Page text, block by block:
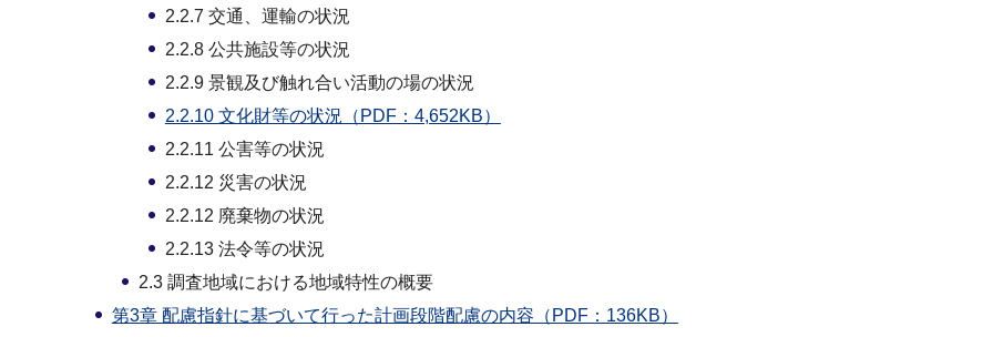
2.2.7 交通、運輸の状況
2.2.8 公共施設等の状況
2.2.9 景観及び触れ合い活動の場の状況
2.2.10 文化財等の状況（PDF：4,652KB）
2.2.11 公害等の状況
2.2.12 災害の状況
2.2.12 廃棄物の状況
2.2.13 法令等の状況
2.3 調査地域における地域特性の概要
第3章 配慮指針に基づいて行った計画段階配慮の内容（PDF：136KB）